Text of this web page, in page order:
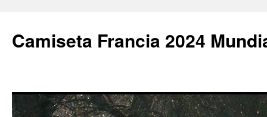
Camiseta Francia 2024